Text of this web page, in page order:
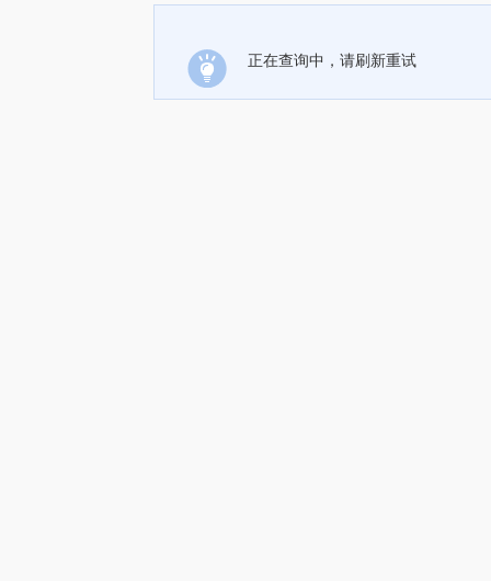
正在查询中，请刷新重试